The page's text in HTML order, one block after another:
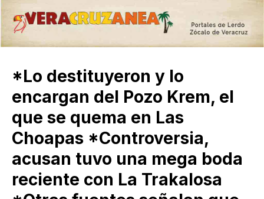
*Lo destituyeron y lo
encargan del Pozo Krem, el
que se quema en Las
Choapas *Controversia,
acusan tuvo una mega boda
reciente con La Trakalosa